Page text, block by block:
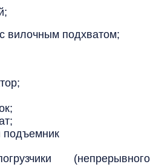
с вилочным подхватом;
подъемник
(непрерывного